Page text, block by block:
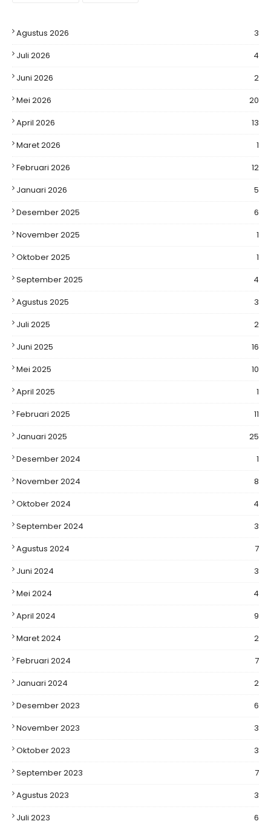
Agustus 2026
3
Juli 2026
4
Juni 2026
2
Mei 2026
20
April 2026
13
Maret 2026
1
Februari 2026
12
Januari 2026
5
Desember 2025
6
November 2025
1
Oktober 2025
1
September 2025
4
Agustus 2025
3
Juli 2025
2
Juni 2025
16
Mei 2025
10
April 2025
1
Februari 2025
11
Januari 2025
25
Desember 2024
1
November 2024
8
Oktober 2024
4
September 2024
3
Agustus 2024
7
Juni 2024
3
Mei 2024
4
April 2024
9
Maret 2024
2
Februari 2024
7
Januari 2024
2
Desember 2023
6
November 2023
3
Oktober 2023
3
September 2023
7
Agustus 2023
3
Juli 2023
6